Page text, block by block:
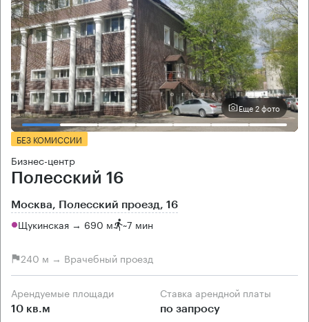
Еще 2 фото
БЕЗ КОМИССИИ
Бизнес-центр
Полесский 16
Москва, Полесский проезд, 16
Щукинская → 690 м ~7 мин
240 м → Врачебный проезд
Арендуемые площади
10 кв.м
Ставка арендной платы
по запросу